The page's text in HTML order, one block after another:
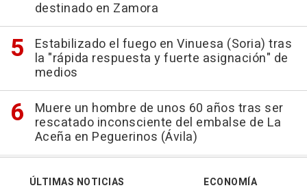
destinado en Zamora
Estabilizado el fuego en Vinuesa (Soria) tras
la "rápida respuesta y fuerte asignación" de
medios
Muere un hombre de unos 60 años tras ser
rescatado inconsciente del embalse de La
Aceña en Peguerinos (Ávila)
ÚLTIMAS NOTICIAS
ECONOMÍA